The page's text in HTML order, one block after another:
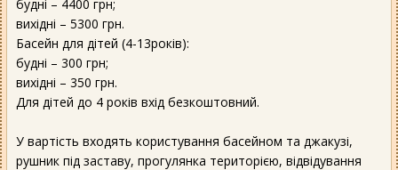
будні – 4400 грн;
вихідні – 5300 грн.
Басейн для дітей (4-13років):
будні – 300 грн;
вихідні – 350 грн.
Для дітей до 4 років вхід безкоштовний.
У вартість входять користування басейном та джакузі,
рушник під заставу, прогулянка територією, відвідування